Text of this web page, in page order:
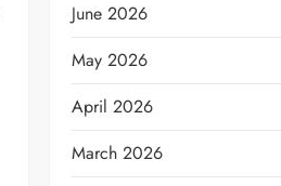
June 2026
May 2026
April 2026
March 2026